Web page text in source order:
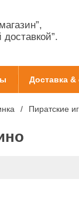
Доставка
Пиратские